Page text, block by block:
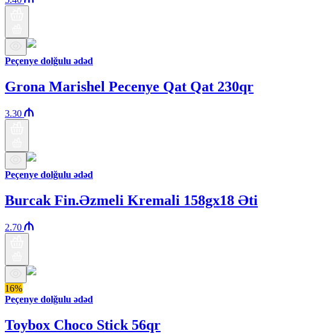
Peçenye dolğulu ədəd
Grona Marishel Pecenye Qat Qat 230qr
3.30
Peçenye dolğulu ədəd
Burcak Fin.Əzmeli Kremali 158gx18 Əti
2.70
16%
Peçenye dolğulu ədəd
Toybox Choco Stick 56qr